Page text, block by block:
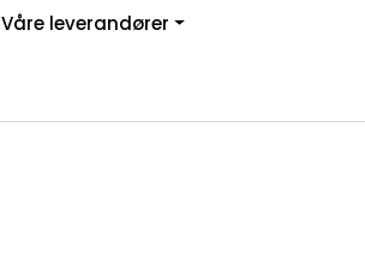
Våre leverandører